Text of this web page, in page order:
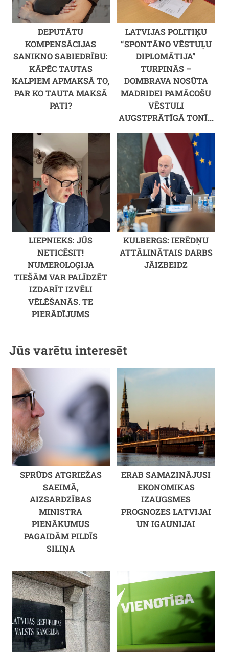
DEPUTĀTU
KOMPENSĀCIJAS
SANIKNO SABIEDRĪBU:
KĀPĒC TAUTAS
KALPIEM APMAKSĀ TO,
PAR KO TAUTA MAKSĀ
PATI?
LATVIJAS POLITIĶU
“SPONTĀNO VĒSTUĻU
DIPLOMĀTIJA”
TURPINĀS –
DOMBRAVA NOSŪTA
MADRIDEI PAMĀCOŠU
VĒSTULI
AUGSTPRĀTĪGĀ TONĪ...
LIEPNIEKS: JŪS
NETICĒSIT!
NUMEROLOĢIJA
TIEŠĀM VAR PALĪDZĒT
IZDARĪT IZVĒLI
VĒLĒŠANĀS. TE
PIERĀDĪJUMS
KULBERGS: IERĒDŅU
ATTĀLINĀTAIS DARBS
JĀIZBEIDZ
Jūs varētu interesēt
SPRŪDS ATGRIEŽAS
SAEIMĀ,
AIZSARDZĪBAS
MINISTRA
PIENĀKUMUS
PAGAIDĀM PILDĪS
SILIŅA
ERAB SAMAZINĀJUSI
EKONOMIKAS
IZAUGSMES
PROGNOZES LATVIJAI
UN IGAUNIJAI